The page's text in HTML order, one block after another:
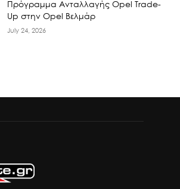
Πρόγραμμα Ανταλλαγής Opel Trade-
Up στην Opel Βελμάρ
July 24, 2026